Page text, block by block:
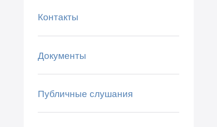
Контакты
Документы
Публичные слушания